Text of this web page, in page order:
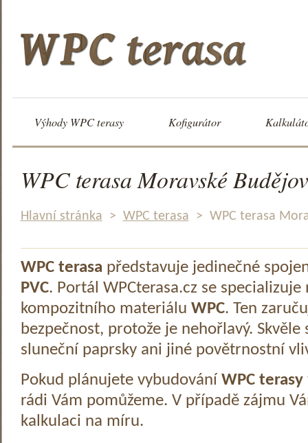
Výhody WPC terasy Kofigurátor
WPC terasa Moravské
Hlavní stránka > WPC terasa > WPC terasa
WPC terasa představuje jedinečné
PVC. Portál WPCterasa.cz se specializuje
kompozitního materiálu WPC. Ten
bezpečnost, protože je nehořlavý.
sluneční paprsky ani jiné povětrnostní
Pokud plánujete vybudování WPC terasy
rádi Vám pomůžeme. V případě zájmu
kalkulaci na míru.